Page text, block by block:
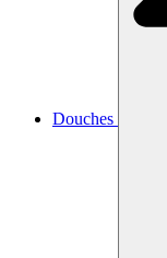
Douches